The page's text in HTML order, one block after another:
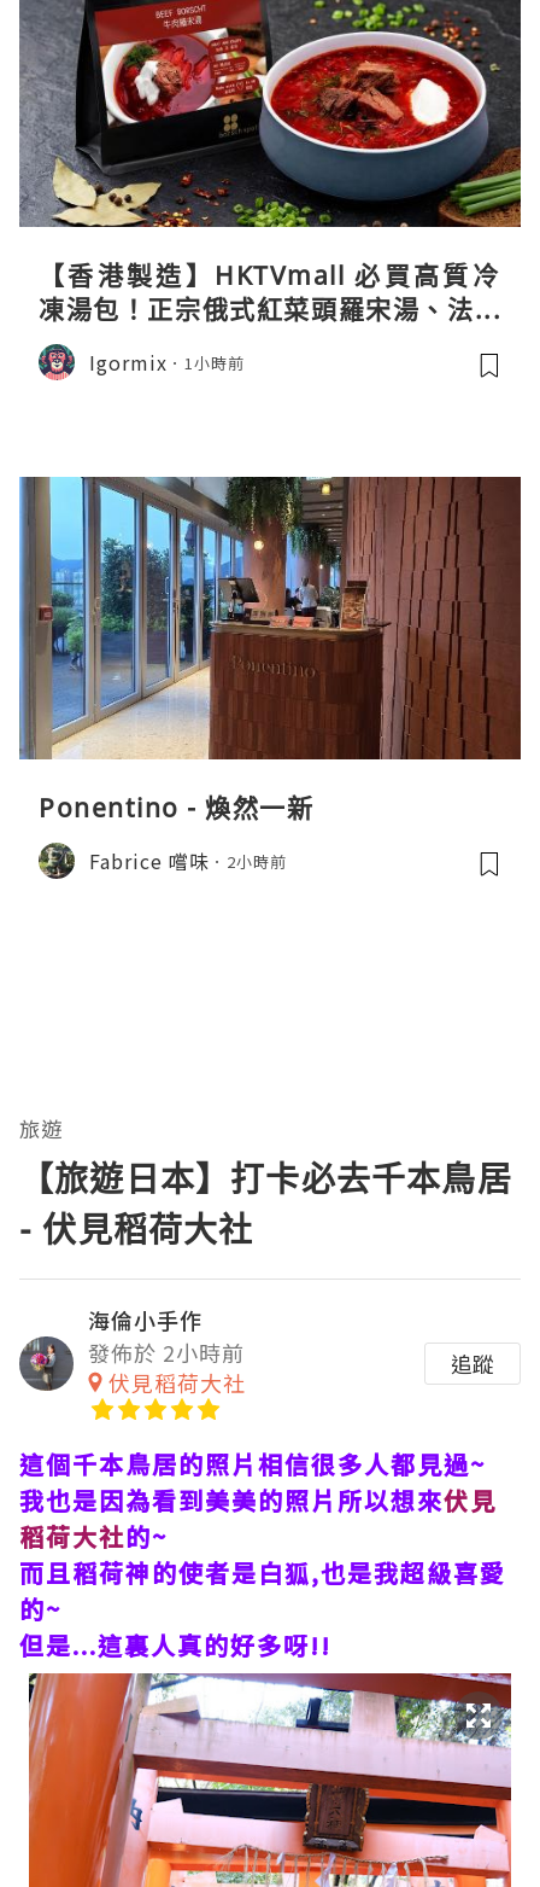
【香港製造】HKTVmall 必買高質冷
凍湯包！正宗俄式紅菜頭羅宋湯、法式
龍蝦濃湯與生酮膠原蛋白骨頭湯全攻略
Igormix 1小時前
Ponentino - 煥然一新
Fabrice 嚐味 2小時前
旅遊
【旅遊日本】打卡必去千本鳥居
- 伏見稻荷大社
海倫小手作
發佈於 2小時前
伏見稻荷大社
追蹤
這個千本鳥居的照片相信很多人都見過~
我也是因為看到美美的照片所以想來伏見
稻荷大社的~
而且稻荷神的使者是白狐,也是我超級喜愛
的~
但是...這裏人真的好多呀!!